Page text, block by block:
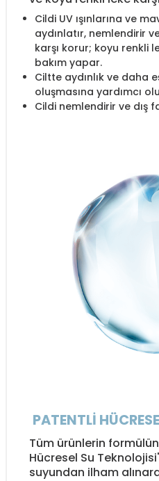
Cildi UV ışınlarına ve
aydınlatır, nemlendirir
karşı korur; koyu renkli
bakım yapar.
Ciltte aydınlık ve daha
oluşmasına yardımcı
Cildi nemlendirir ve dış
PATENTLİ
Tüm ürünlerin
Hücresel Su
suyundan ilham